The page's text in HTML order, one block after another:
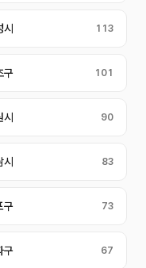
시 113
구 101
시 90
시 83
구 73
구 67